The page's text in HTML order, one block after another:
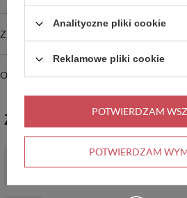
ZADAJ PYTANIE
OPINIE
ZABIERZ JESZCZE :)
Saszetka plecak antykradzieżowy
311,00 zł / szt.
Analityczne pliki cookie
Reklamowe pliki cookie
POTWIERDZAM
POTWIERDZAM